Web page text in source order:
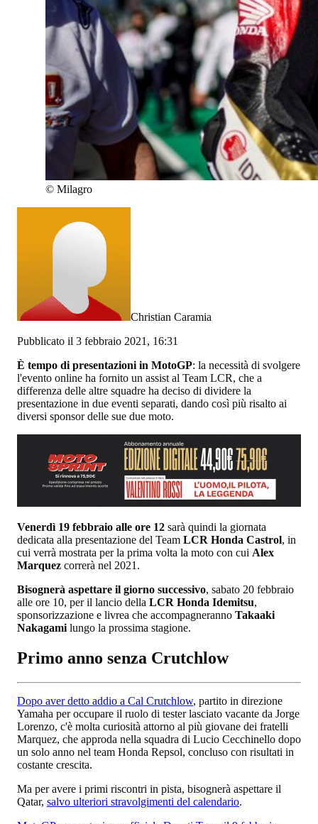
© Milagro
Christian Caramia
Pubblicato il 3 febbraio 2021, 16:31
È tempo di presentazioni in MotoGP: la necessità di svolgere
l'evento online ha fornito un assist al Team LCR, che a
differenza delle altre squadre ha deciso di dividere la
presentazione in due eventi separati, dando così più risalto ai
diversi sponsor delle sue due moto.
Venerdì 19 febbraio alle ore 12 sarà quindi la giornata
dedicata alla presentazione del Team LCR Honda Castrol, in
cui verrà mostrata per la prima volta la moto con cui Alex
Marquez correrà nel 2021.
Bisognerà aspettare il giorno successivo, sabato 20 febbraio
alle ore 10, per il lancio della LCR Honda Idemitsu,
sponsorizzazione e livrea che accompagneranno Takaaki
Nakagami lungo la prossima stagione.
Primo anno senza Crutchlow
Dopo aver detto addio a Cal Crutchlow, partito in direzione
Yamaha per occupare il ruolo di tester lasciato vacante da Jorge
Lorenzo, c'è molta curiosità attorno al più giovane dei fratelli
Marquez, che approda nella squadra di Lucio Cecchinello dopo
un solo anno nel team Honda Repsol, concluso con risultati in
costante crescita.
Ma per avere i primi riscontri in pista, bisognerà aspettare il
Qatar, salvo ulteriori stravolgimenti del calendario.